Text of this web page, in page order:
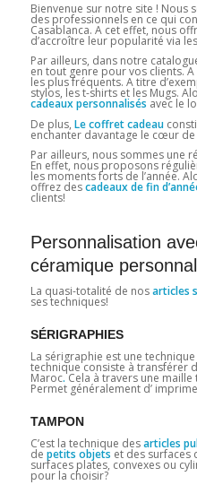
Bienvenue sur notre site ! Nous
des professionnels en ce qui
Casablanca. A cet effet, nous
d’accroître leur popularité via les
Par ailleurs, dans notre
en tout genre pour vos clients.
les plus fréquents. A titre
stylos, les t-shirts et les Mugs.
cadeaux personnalisés avec le
De plus, Le coffret cadeau
enchanter davantage le cœur de
Par ailleurs, nous sommes une
En effet, nous proposons
les moments forts de l’année.
offrez descadeaux de fin
clients!
Personnalisation
céramique
La quasi-totalité de nosarticles
ses techniques!
SÉRIGRAPHIES
La sérigraphie est une
technique consiste à transférer
Maroc.Cela à travers une maille
Permet généralement d’
TAMPON
C’est la technique desarticles
de petits objets et des surfaces
surfaces plates, convexes ou
pour la choisir?